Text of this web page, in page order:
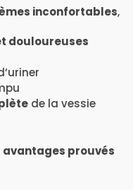
inconfortables,
douloureuses
de la vessie
avantages prouvés